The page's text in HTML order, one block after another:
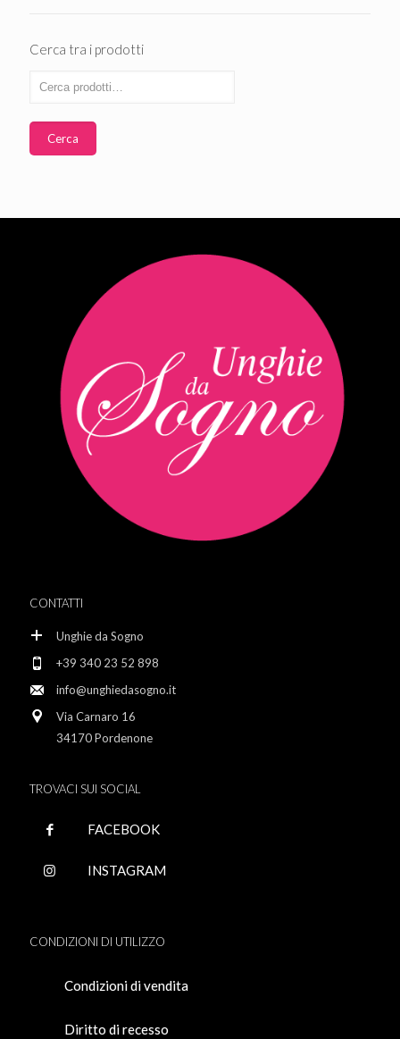
Cerca tra i prodotti
Cerca
CONTATTI
Unghie da Sogno
+39 340 23 52 898
info@unghiedasogno.it
Via Carnaro 16
34170 Pordenone
TROVACI SUI SOCIAL
FACEBOOK
INSTAGRAM
CONDIZIONI DI UTILIZZO
Condizioni di vendita
Diritto di recesso